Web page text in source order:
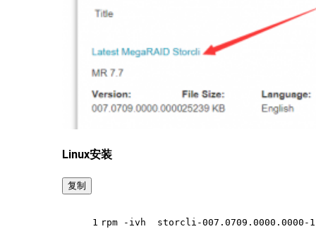
Linux安装
复制
1 rpm -ivh  storcli-007.0709.0000.0000-